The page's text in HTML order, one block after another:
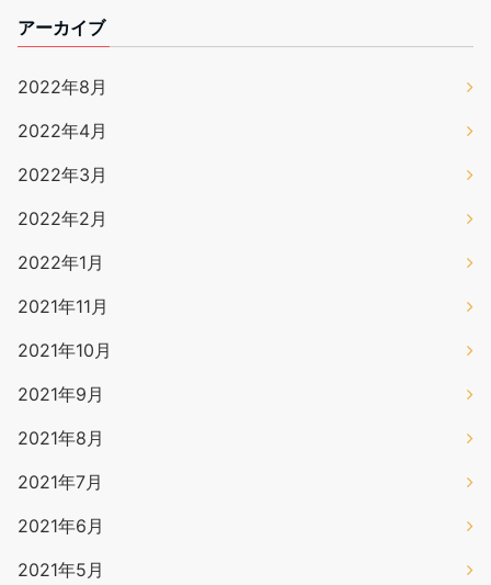
アーカイブ
2022年8月
2022年4月
2022年3月
2022年2月
2022年1月
2021年11月
2021年10月
2021年9月
2021年8月
2021年7月
2021年6月
2021年5月